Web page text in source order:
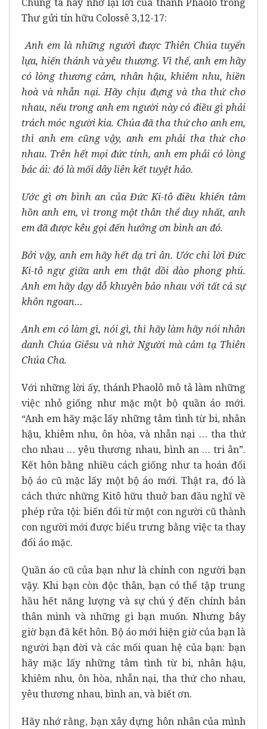
Thư gửi tín hữu Colossê 3,12-17:
Anh em là những người được Thiên Chúa tuyển
lựa, hiến thánh và yêu thương. Vì thế, anh em hãy
có lòng thương cảm, nhân hậu, khiêm nhu, hiền
hoà và nhẫn nại. Hãy chịu đựng và tha thứ cho
nhau, nếu trong anh em người này có điều gì phải
trách móc người kia. Chúa đã tha thứ cho anh em,
thì anh em cũng vậy, anh em phải tha thứ cho
nhau. Trên hết mọi đức tính, anh em phải có lòng
bác ái: đó là mối dây liên kết tuyệt hảo.
Ước gì ơn bình an của Đức Ki-tô điều khiển tâm
hồn anh em, vì trong một thân thể duy nhất, anh
em đã được kêu gọi đến hưởng ơn bình an đó.
Bởi vậy, anh em hãy hết dạ tri ân. Ước chi lời Đức
Ki-tô ngự giữa anh em thật dồi dào phong phú.
Anh em hãy dạy dỗ khuyên bảo nhau với tất cả sự
khôn ngoan…
Anh em có làm gì, nói gì, thì hãy làm hãy nói nhân
danh Chúa Giêsu và nhờ Người mà cảm tạ Thiên
Chúa Cha.
Với những lời ấy, thánh Phaolô mô tả làm những
việc nhỏ giống như mặc một bộ quần áo mới.
“Anh em hãy mặc lấy những tâm tình từ bi, nhân
hậu, khiêm nhu, ôn hòa, và nhẫn nại … tha thứ
cho nhau … yêu thương nhau, bình an … tri ân”.
Kết hôn bằng nhiều cách giống như ta hoán đổi
bộ áo cũ mặc lấy một bộ áo mới. Thật ra, đó là
cách thức những Kitô hữu thuở ban đầu nghĩ về
phép rửa tội: biến đổi từ một con người cũ thành
con người mới được biểu trưng bằng việc ta thay
đổi áo mặc.
Quần áo cũ của bạn như là chính con người bạn
vậy. Khi bạn còn độc thân, bạn có thể tập trung
hầu hết năng lượng và sự chú ý đến chính bản
thân mình và những gì bạn muốn. Nhưng bây
giờ bạn đã kết hôn. Bộ áo mới hiện giờ của bạn là
người bạn đời và các mối quan hệ của bạn: bạn
hãy mặc lấy những tâm tình từ bi, nhân hậu,
khiêm nhu, ôn hòa, nhẫn nại, tha thứ cho nhau,
yêu thương nhau, bình an, và biết ơn.
Hãy nhớ rằng, bạn xây dựng hôn nhân của mình